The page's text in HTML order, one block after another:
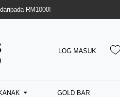
RM1000!
LOG MASUK
GOLD BAR